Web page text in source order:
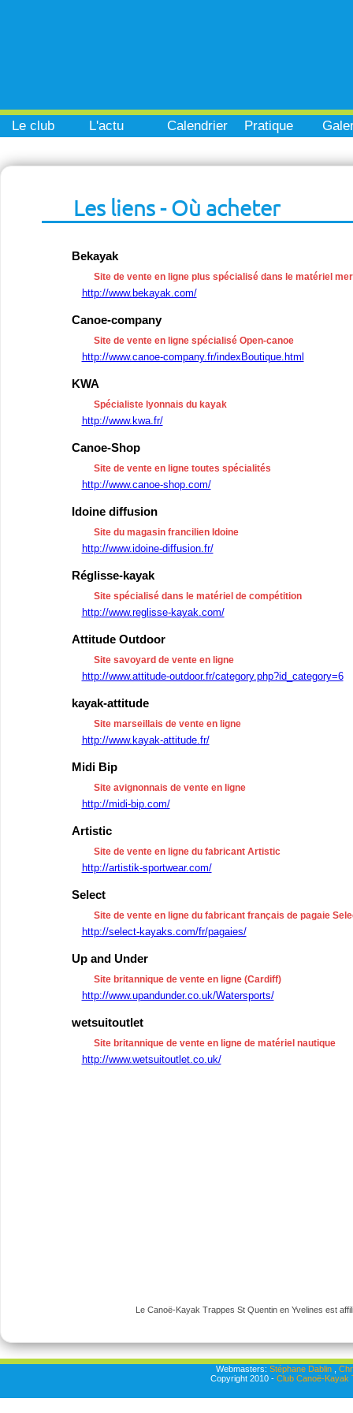
Le club L'actu Calendrier Pratique
Les liens - Où acheter
Bekayak
Site de vente en ligne plus spécialisé dans le matériel mer
http://www.bekayak.com/
Canoe-company
Site de vente en ligne spécialisé Open-canoe
http://www.canoe-company.fr/indexBoutique.html
KWA
Spécialiste lyonnais du kayak
http://www.kwa.fr/
Canoe-Shop
Site de vente en ligne toutes spécialités
http://www.canoe-shop.com/
Idoine diffusion
Site du magasin francilien Idoine
http://www.idoine-diffusion.fr/
Réglisse-kayak
Site spécialisé dans le matériel de compétition
http://www.reglisse-kayak.com/
Attitude Outdoor
Site savoyard de vente en ligne
http://www.attitude-outdoor.fr/category.php?id_category=6
kayak-attitude
Site marseillais de vente en ligne
http://www.kayak-attitude.fr/
Midi Bip
Site avignonnais de vente en ligne
http://midi-bip.com/
Artistic
Site de vente en ligne du fabricant Artistic
http://artistik-sportwear.com/
Select
Site de vente en ligne du fabricant français de pagaie
http://select-kayaks.com/fr/pagaies/
Up and Under
Site britannique de vente en ligne (Cardiff)
http://www.upandunder.co.uk/Watersports/
wetsuitoutlet
Site britannique de vente en ligne de matériel nautique
http://www.wetsuitoutlet.co.uk/
Le Canoë-Kayak Trappes St Quentin en Yvelines est
Webmasters: Stéphane Dablin,
Copyright 2010 - Club Canoë-Kayak